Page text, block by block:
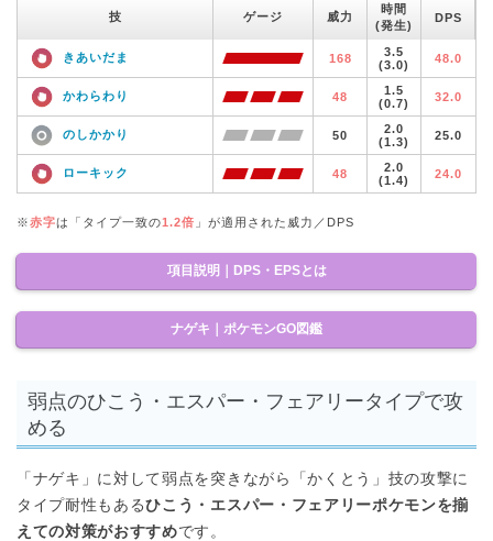
技 ゲージ 威力
時間
(発生)
DPS
きあいだま 168
3.5
(3.0)
48.0
かわらわり 48
1.5
(0.7)
32.0
のしかかり 50
2.0
(1.3)
25.0
ローキック 48
2.0
(1.4)
24.0
※赤字は「タイプ一致の1.2倍 」が適用された威力／DPS
項目説明｜DPS・EPSとは
ナゲキ｜ポケモンGO図鑑
弱点のひこう・エスパー・フェアリータイプで攻
める
「ナゲキ」に対して弱点を突きながら「かくとう」技の攻撃に
タイプ耐性もあるひこう・エスパー・フェアリーポケモンを揃
えての対策がおすすめです。